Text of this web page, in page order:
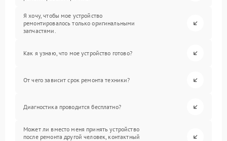
Я хочу, чтобы мое устройство
ремонтировалось только оригинальными
запчастями.
Как я узнаю, что мое устройство готово?
От чего зависит срок ремонта техники?
Диагностика проводится бесплатно?
Может ли вместо меня принять устройство
после ремонта другой человек, контактный